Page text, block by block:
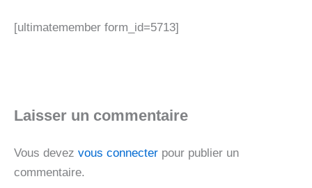
[ultimatemember form_id=5713]
Laisser un commentaire
Vous devez vous connecter pour publier un
commentaire.